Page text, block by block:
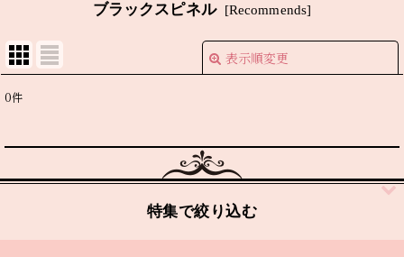
ブラックスピネル [Recommends]
表示順変更
表示数
絞り込む
0件
特集で絞り込む